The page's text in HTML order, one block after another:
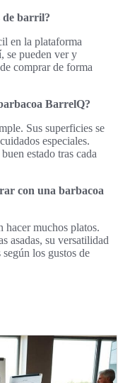
de barril?
en la plataforma
se pueden ver y
comprar de forma
BarrelQ?
Sus superficies se
especiales.
estado tras cada
con una barbacoa
hacer muchos platos.
asadas, su versatilidad
los gustos de